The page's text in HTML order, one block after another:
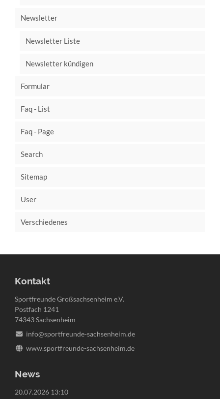
Newsletter
Newsletter Liste
Newsletter kündigen
Formular
Faq - List
Faq - Page
Search
Sitemap
User
Verschiedenes
Kontakt
Sportfreunde Großsachsenheim e.V.
Postfach 1241
74343 Sachsenheim
info@sportfreunde-sachsenheim.de
www.sportfreunde-sachsenheim.de
News
20.07.2026 13:10